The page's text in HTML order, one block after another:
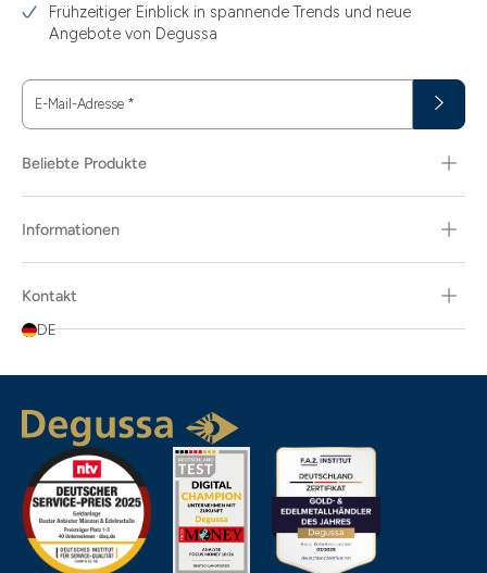
Frühzeitiger Einblick in spannende Trends und neue
Angebote von Degussa
E-Mail-Adresse *
Beliebte Produkte
Informationen
Kontakt
DE